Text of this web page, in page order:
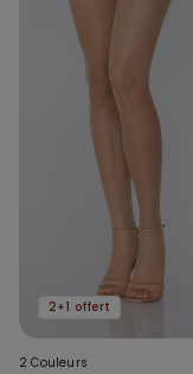
2+1 offert
2 Couleurs